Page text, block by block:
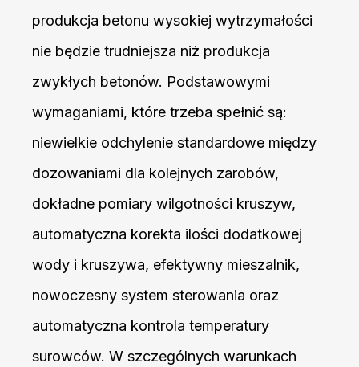
produkcja betonu wysokiej wytrzymałości
nie będzie trudniejsza niż produkcja
zwykłych betonów. Podstawowymi
wymaganiami, które trzeba spełnić są:
niewielkie odchylenie standardowe między
dozowaniami dla kolejnych zarobów,
dokładne pomiary wilgotności kruszyw,
automatyczna korekta ilości dodatkowej
wody i kruszywa, efektywny mieszalnik,
nowoczesny system sterowania oraz
automatyczna kontrola temperatury
surowców. W szczególnych warunkach